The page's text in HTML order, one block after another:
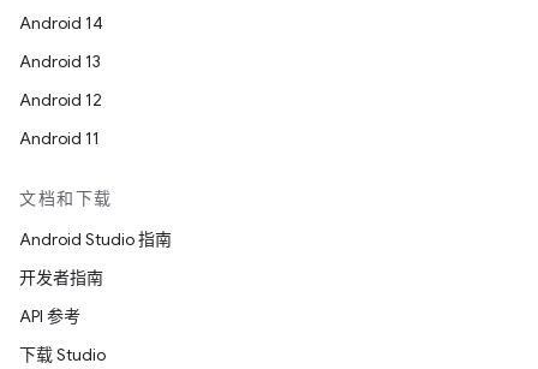
Android 14
Android 13
Android 12
Android 11
文档和下载
Android Studio 指南
开发者指南
API 参考
下载 Studio